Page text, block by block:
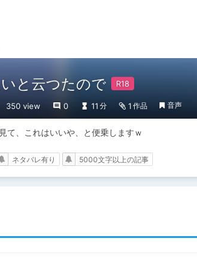
と云つたので
350 view 0 11 分 1 作品 音声
て、これはいいや、と便乗しますｗ
ネタバレ有り 5000文字以上の記事